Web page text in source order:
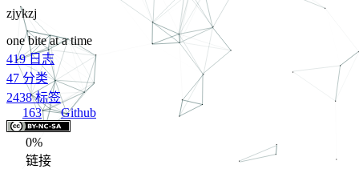
zjykzj
one bite at a time
419 日志
47 分类
2438 标签
163
Github
0%
链接